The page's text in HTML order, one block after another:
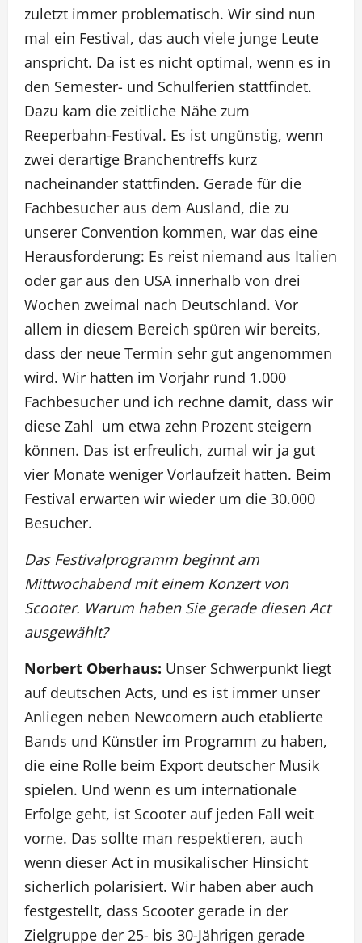
zuletzt immer problematisch. Wir sind nun
mal ein Festival, das auch viele junge Leute
anspricht. Da ist es nicht optimal, wenn es in
den Semester- und Schulferien stattfindet.
Dazu kam die zeitliche Nähe zum
Reeperbahn-Festival. Es ist ungünstig, wenn
zwei derartige Branchentreffs kurz
nacheinander stattfinden. Gerade für die
Fachbesucher aus dem Ausland, die zu
unserer Convention kommen, war das eine
Herausforderung: Es reist niemand aus Italien
oder gar aus den USA innerhalb von drei
Wochen zweimal nach Deutschland. Vor
allem in diesem Bereich spüren wir bereits,
dass der neue Termin sehr gut angenommen
wird. Wir hatten im Vorjahr rund 1.000
Fachbesucher und ich rechne damit, dass wir
diese Zahl um etwa zehn Prozent steigern
können. Das ist erfreulich, zumal wir ja gut
vier Monate weniger Vorlaufzeit hatten. Beim
Festival erwarten wir wieder um die 30.000
Besucher.
Das Festivalprogramm beginnt am
Mittwochabend mit einem Konzert von
Scooter. Warum haben Sie gerade diesen Act
ausgewählt?
Norbert Oberhaus: Unser Schwerpunkt liegt
auf deutschen Acts, und es ist immer unser
Anliegen neben Newcomern auch etablierte
Bands und Künstler im Programm zu haben,
die eine Rolle beim Export deutscher Musik
spielen. Und wenn es um internationale
Erfolge geht, ist Scooter auf jeden Fall weit
vorne. Das sollte man respektieren, auch
wenn dieser Act in musikalischer Hinsicht
sicherlich polarisiert. Wir haben aber auch
festgestellt, dass Scooter gerade in der
Zielgruppe der 25- bis 30-Jährigen gerade